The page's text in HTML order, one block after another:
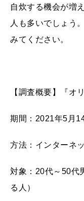
自炊する機会が増
人も多いでしょう
みてください。
【調査概要】『オ
期間：2021年5月
方法：インターネ
対象：20代～50代
る人）